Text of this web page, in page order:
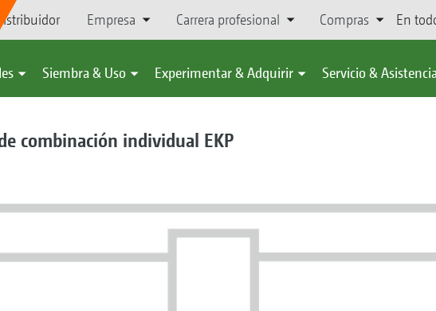
Empresa Carrera profesional Compras En
Siembra & Uso Experimentar & Adquirir Servicio &
combinación individual EKP